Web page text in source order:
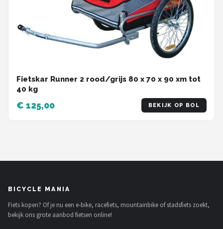
Fietskar Runner 2 rood/grijs 80 x 70 x 90 xm tot
40 kg
€ 125,00 BEKIJK OP BOL
BICYCLE MANIA
Fiets kopen? Of je nu een e-bike, racefiets, mountainbike of stadsfiets zoekt,
bekijk ons grote aanbod fietsen online!